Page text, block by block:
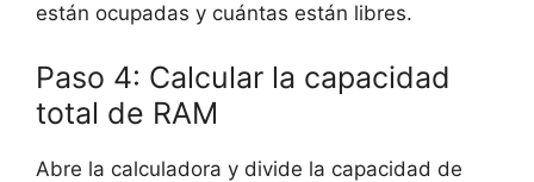
están ocupadas y cuántas están libres.
Paso 4: Calcular la capacidad
total de RAM
Abre la calculadora y divide la capacidad de